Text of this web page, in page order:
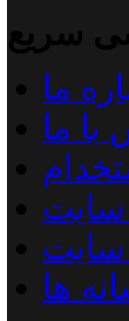
سریع
ما
با ما
سایت
سایت
ها